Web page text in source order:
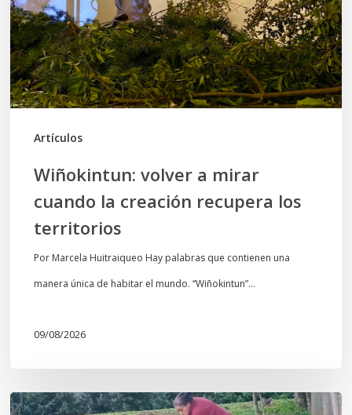
Artículos
la
creación
recupera
los
territorios
Wiñokintun: volver a mirar
cuando la creación recupera los
territorios
Por Marcela Huitraiqueo Hay palabras que contienen una
manera única de habitar el mundo. “Wiñokintun”…
09/08/2026
«La